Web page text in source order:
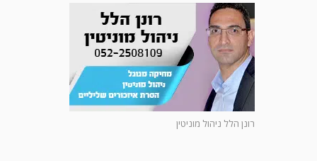
רונן הלל ניהול מוניטין